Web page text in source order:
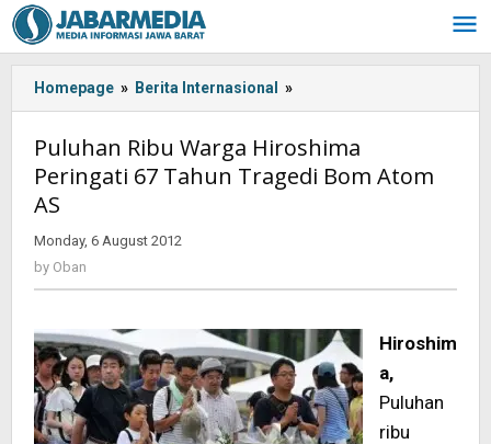
Skip
to
content
Homepage » Berita Internasional »
-:IN-
>
Puluhan
67
Tragedi
Bom
Atom
AS<!-
-:-
Puluhan Ribu Warga Hiroshima
Peringati 67 Tahun Tragedi Bom Atom
AS
Monday, 6 August 2012
by Oban
Hiroshim
a,
Puluhan
ribu